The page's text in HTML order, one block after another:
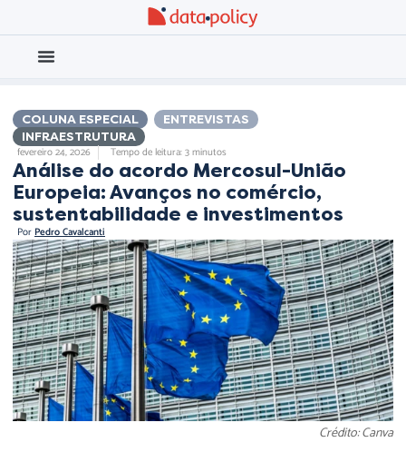
COLUNA ESPECIAL ENTREVISTAS
INFRAESTRUTURA
fevereiro 24, 2026 Tempo de leitura: 3 minutos
Análise do acordo Mercosul-União
Europeia: Avanços no comércio,
sustentabilidade e investimentos
PorPedro Cavalcanti
Crédito: Canva